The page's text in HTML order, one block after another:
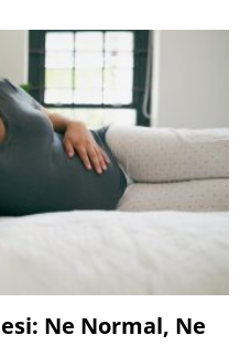
Ne Normal, Ne